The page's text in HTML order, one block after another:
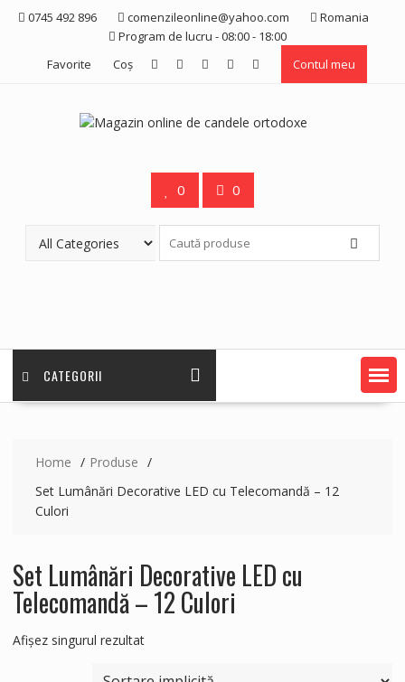
Skip 0745 492 896 comenzileonline@yahoo.com
Romania
Program de lucru - 08:00 - 18:00
Favorite
Coş Contul meu
0 0
CATEGORII
Home
Produse
Set Lumânări Decorative LED cu Telecomandă – 12
Culori
Set Lumânări Decorative LED cu
Telecomandă – 12 Culori
Afișez singurul rezultat